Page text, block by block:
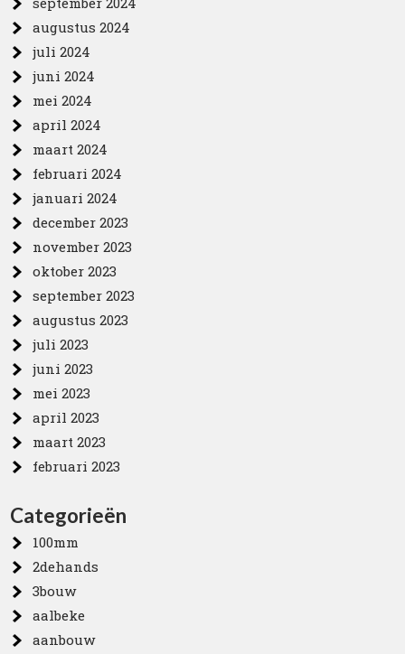
augustus 2024
juli 2024
juni 2024
mei 2024
april 2024
maart 2024
februari 2024
januari 2024
december 2023
november 2023
oktober 2023
september 2023
augustus 2023
juli 2023
juni 2023
mei 2023
april 2023
maart 2023
februari 2023
Categorieën
100mm
2dehands
3bouw
aalbeke
aanbouw